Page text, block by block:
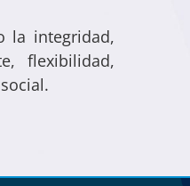
la integridad,
flexibilidad,